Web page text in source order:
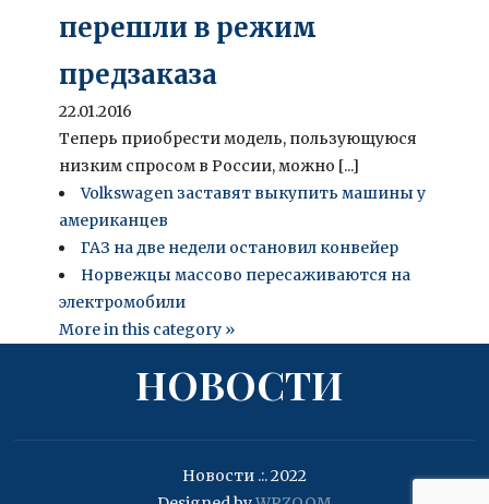
перешли в режим
предзаказа
22.01.2016
Теперь приобрести модель, пользующуюся
низким спросом в России, можно [...]
Volkswagen заставят выкупить машины у
американцев
ГАЗ на две недели остановил конвейер
Норвежцы массово пересаживаются на
электромобили
More in this category »
НОВОСТИ
Новости .:. 2022